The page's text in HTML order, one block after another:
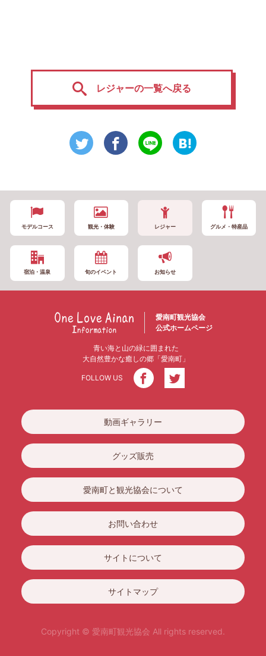
レジャーの一覧へ戻る
モデルコース 観光・体験 レジャー グルメ・特産品
宿泊・温泉 旬のイベント お知らせ
愛南町観光協会
公式ホームページ
青い海と山の緑に囲まれた
大自然豊かな癒しの郷「愛南町」
FOLLOW US
動画ギャラリー
グッズ販売
愛南町と観光協会について
お問い合わせ
サイトについて
サイトマップ
Copyright © 愛南町観光協会 All rights reserved.